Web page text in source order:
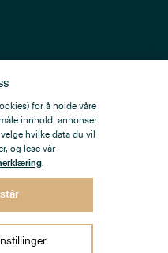
for å holde våre
innhold, annonser
hvilke data du vil
og lese vår
.